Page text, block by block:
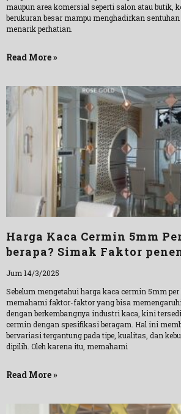
maupun area komersial seperti salon atau butik,
berukuran besar mampu menghadirkan
menarik perhatian.
Read More »
Harga Kaca Cermin 5mm
berapa? Simak Faktor
Jum 14/3/2025
Sebelum mengetahui harga kaca cermin 5mm
memahami faktor-faktor yang bisa
dengan berkembangnya industri kaca, kini
cermin dengan spesifikasi beragam. Hal ini
bervariasi tergantung pada tipe, kualitas, dan
dipilih. Oleh karena itu, memahami
Read More »